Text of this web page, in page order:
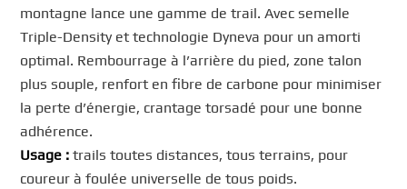
montagne lance une gamme de trail. Avec semelle
Triple-Density et technologie Dyneva pour un amorti
optimal. Rembourrage à l’arrière du pied, zone talon
plus souple, renfort en fibre de carbone pour minimiser
la perte d’énergie, crantage torsadé pour une bonne
adhérence.
Usage : trails toutes distances, tous terrains, pour
coureur à foulée universelle de tous poids.